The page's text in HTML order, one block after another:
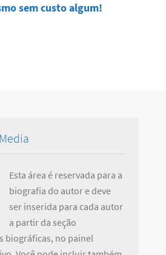
sem custo algum!
Media
Esta área é reservada para a
biografia do autor e deve
ser inserida para cada autor
a partir da seção
biográficas, no painel